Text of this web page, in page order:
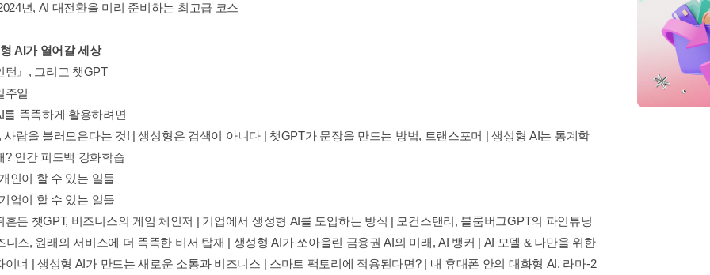
년, AI 대전환을 미리 준비하는 최고급 코스
AI가 열어갈 세상
턴』, 그리고 챗GPT
주일
를 똑똑하게 활용하려면
사람을 불러모은다는 것! | 생성형은 검색이 아니다 | 챗GPT가 문장을 만드는 방법, 트랜스포머 | 생성형 AI는 통계학
? 인간 피드백 강화학습
인이 할 수 있는 일들
업이 할 수 있는 일들
흔든 챗GPT, 비즈니스의 게임 체인저 | 기업에서 생성형 AI를 도입하는 방식 | 모건스탠리, 블룸버그GPT의 파인튜닝
니스, 원래의 서비스에 더 똑똑한 비서 탑재 | 생성형 AI가 쏘아올린 금융권 AI의 미래, AI 뱅커 | AI 모델 & 나만을 위한
이너 | 생성형 AI가 만드는 새로운 소통과 비즈니스 | 스마트 팩토리에 적용된다면? | 내 휴대폰 안의 대화형 AI, 라마-2